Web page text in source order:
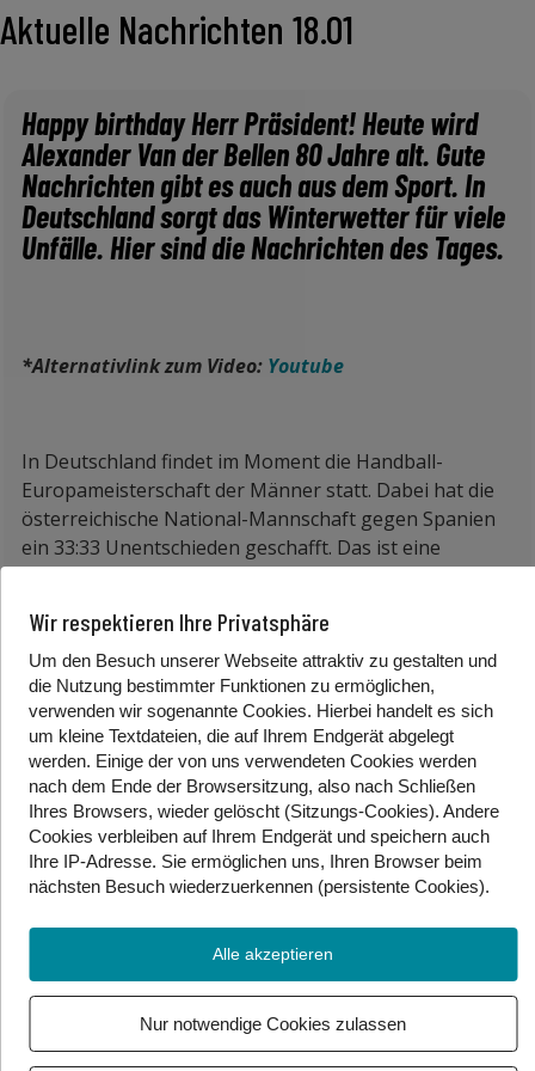
Aktuelle Nachrichten 18.01
Happy birthday Herr Präsident! Heute wird
Alexander Van der Bellen 80 Jahre alt. Gute
Nachrichten gibt es auch aus dem Sport. In
Deutschland sorgt das Winterwetter für viele
Unfälle. Hier sind die Nachrichten des Tages.
*Alternativlink zum Video: Youtube
In Deutschland findet im Moment die Handball-
Europameisterschaft der Männer statt. Dabei hat die
österreichische National-Mannschaft gegen Spanien
ein 33:33 Unentschieden geschafft. Das ist eine
der EM und spielt gegen Deutschland, Frankreich,
Ungarn und Island.
———————————————————-
Eine weitere Meldung aus Deutschland: das
Winterwetter hat gestern zu vielen Unfällen auf den
Straßen geführt. Im Süden kam es durch den
gefrierenden Regen zu gefährlichem Glatteis. Viele
Straßen waren gesperrt. Für große Teile Deutschlands
gab es Unwetter-Warnungen. Beim Bus- und
Zugverkehr gab es viele Verspätungen. An den
Flughäfen Frankfurt und München wurden Hunderte
Flüge gestrichen. In mehreren Bundesländern blieben
Schulen geschlossen.
———————————————————-
Wir respektieren Ihre Privatsphäre
Um den Besuch unserer Webseite attraktiv zu gestalten und
die Nutzung bestimmter Funktionen zu ermöglichen,
verwenden wir sogenannte Cookies. Hierbei handelt es sich
um kleine Textdateien, die auf Ihrem Endgerät abgelegt
werden. Einige der von uns verwendeten Cookies werden
nach dem Ende der Browsersitzung, also nach Schließen
Ihres Browsers, wieder gelöscht (Sitzungs-Cookies). Andere
Cookies verbleiben auf Ihrem Endgerät und speichern auch
Ihre IP-Adresse. Sie ermöglichen uns, Ihren Browser beim
nächsten Besuch wiederzuerkennen (persistente Cookies).
Alle akzeptieren
Nur notwendige Cookies zulassen